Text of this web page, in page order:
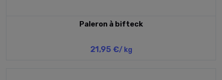
Paleron à bifteck
21,95 €/ kg